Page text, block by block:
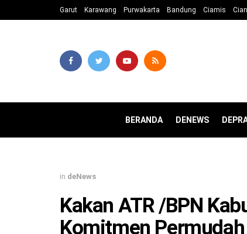
Garut Karawang Purwakarta Bandung Ciamis
BERANDA DENEWS
in deNews
Kakan ATR /BPN
Komitmen